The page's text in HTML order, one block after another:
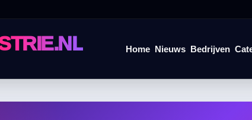
Home Nieuws Bedrijven